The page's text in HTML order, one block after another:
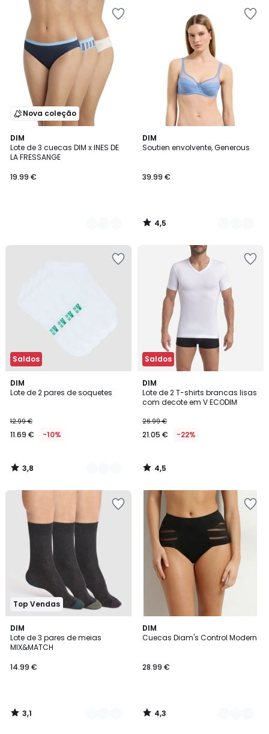
Nova coleção
DIM
Lote de 3 cuecas DIM x INES DE
LA FRESSANGE
19.99 €
2
Cores
DIM
Soutien envolvente, Generous
39.99 €
4,5
/ 5
3
Cores
4,5
/
Saldos
DIM
Lote de 2 pares de soquetes
12.99 €
11.69 € -10%
3,8
/ 5
2
Cores
3,8
/
Saldos
DIM
Lote de 2 T-shirts brancas lisas
com decote em V ECODIM
26.99 €
21.05 € -22%
4,5
/ 5
4,5
/
Top Vendas
DIM
Lote de 3 pares de meias
MIX&MATCH
14.99 €
3,1
/
5
2
Cores
3,1
/
DIM
Cuecas Diam's Control Modern
28.99 €
4,3
/ 5
2
Cores
4,3
/